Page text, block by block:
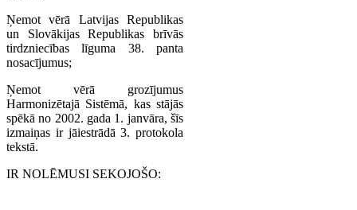
Ņemot vērā Latvijas Republikas
un Slovākijas Republikas brīvās
tirdzniecības līguma 38. panta
nosacījumus;
Ņemot vērā grozījumus
Harmonizētajā Sistēmā, kas stājās
spēkā no 2002. gada 1. janvāra, šīs
izmaiņas ir jāiestrādā 3. protokola
tekstā.
IR NOLĒMUSI SEKOJOŠO: